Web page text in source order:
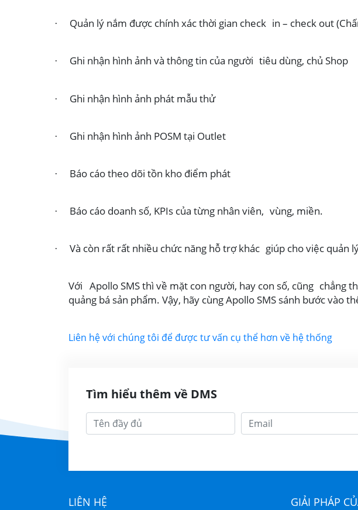
· Quản lý nắm được chính xác thời gian check in – check out
· Ghi nhận hình ảnh và thông tin của người tiêu dùng, chủ Shop
· Ghi nhận hình ảnh phát mẫu thử
· Ghi nhận hình ảnh POSM tại Outlet
· Báo cáo theo dõi tồn kho điểm phát
· Báo cáo doanh số, KPIs của từng nhân viên, vùng, miền.
· Và còn rất rất nhiều chức năng hỗ trợ khác giúp cho việc quản
Với Apollo SMS thì về mặt con người, hay con số, cũng chẳng
quảng bá sản phẩm. Vậy, hãy cùng Apollo SMS sánh bước
Liên hệ với chúng tôi để được tư vấn cụ thể hơn về hệ thống
Tìm hiểu thêm về DMS
LIÊN HỆ GIẢI PHÁP